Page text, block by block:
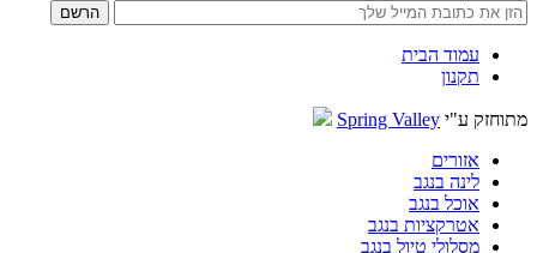
עמוד הבית
תקנון
מתוחזק ע"י Spring Valley
אזורים
לינה בנגב
אוכל בנגב
אטרקציות בנגב
מסלולי טיול בנגב